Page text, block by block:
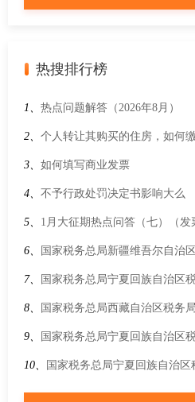
热搜排行榜
1、 热点问题解答（2026年8月）
2、 个人转让其购买的住房，如何
3、 如何填写商业发票
4、 不予行政处罚决定书影响大么
5、 1月大征期热点问答（七）（
作、退税申请）
6、 国家税务总局新疆维吾尔自治
国家税务总局办公厅关于明确
7、 国家税务总局宁夏回族自治区
资源部 税务总局关于进一步完善
的通知
8、 国家税务总局西藏自治区税务
设税计税依据确定办法等事项的公
9、 国家税务总局宁夏回族自治区
总局 生态环境部关于印发《征收
实施办法》的通知
10、 国家税务总局宁夏回族自治
减半征收个人所得税最新政策规定